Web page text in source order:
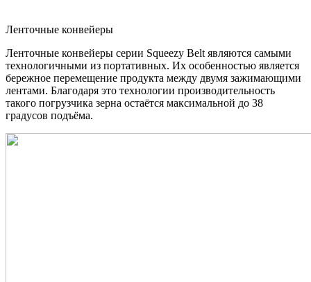
Ленточные конвейеры
Ленточные конвейеры серии Squeezy Belt являются самыми
технологичными из портативных. Их особенностью является
бережное перемещение продукта между двумя зажимающими
лентами. Благодаря это технологии производительность
такого погрузчика зерна остаётся максимальной до 38
градусов подъёма.